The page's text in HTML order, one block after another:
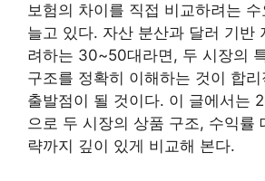
보험의 차이를 직접 비교하려는
늘고 있다. 자산 분산과 달러 기반
려하는 30~50대라면, 두 시장의
구조를 정확히 이해하는 것이 합
출발점이 될 것이다. 이 글에서는
으로 두 시장의 상품 구조, 수익률
략까지 깊이 있게 비교해 본다.